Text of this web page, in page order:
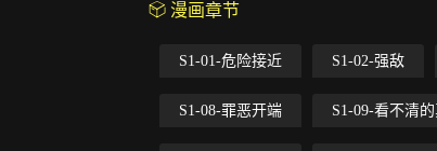
漫画章节
S1-01-危险接近 S1-02-强敌
S1-08-罪恶开端 S1-09-看不清